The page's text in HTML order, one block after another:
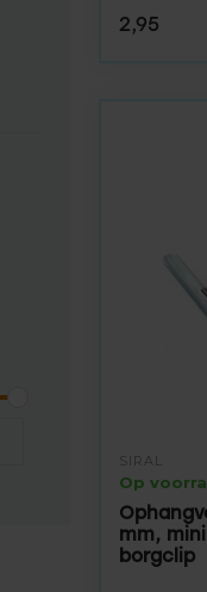
2,95
SIRAL
Op
mm,
borgclip